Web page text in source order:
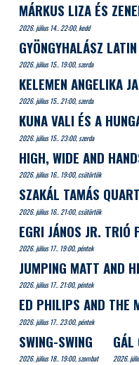
MÁRKUS LIZA ÉS
2026. július 14.. 22:00, kedd
GYÖNGYHALÁSZ
2026. július 15.. 19:00, szerda
KELEMEN ANGELIKA
2026. július 15.. 21:00, szerda
KUNA VALI ÉS A
2026. július 15.. 23:00, szerda
HIGH, WIDE AND
2026. július 16.. 19:00, csütörtök
SZAKÁL TAMÁS
2026. július 16.. 21:00, csütörtök
EGRI JÁNOS JR. TRIÓ
2026. július 17.. 19:00, péntek
JUMPING MATT AND
2026. július 17.. 21:00, péntek
ED PHILIPS AND THE
2026. július 17.. 23:00, péntek
SWING-SWING
2026. július 18.. 19:00, szombat
GÁL
2026.